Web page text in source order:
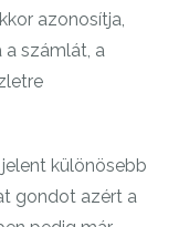
azonosítja,
számlát, a
különösebb
gondot azért a